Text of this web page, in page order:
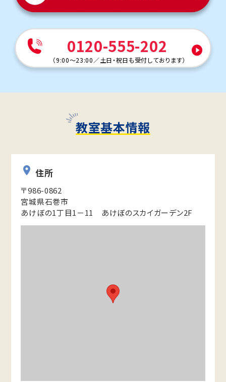
0120-555-202
（9:00～23:00 ／土日・祝日も受付しております）
教室基本情報
住所
〒986-0862
宮城県石巻市
あけぼの1丁目1－11 あけぼのスカイガーデン2F